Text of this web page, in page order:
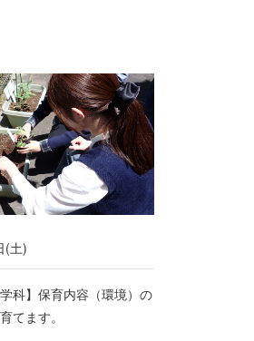
(土)
学科】保育内容（環境）の
てます。